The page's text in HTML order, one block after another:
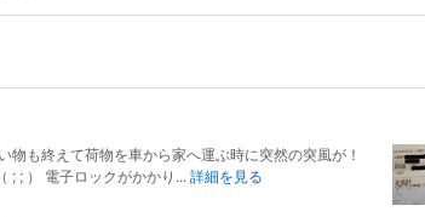
物も終えて荷物を車から家へ運ぶ時に突然の突風が！
; ; ） 電子ロックがかかり... 詳細を見る